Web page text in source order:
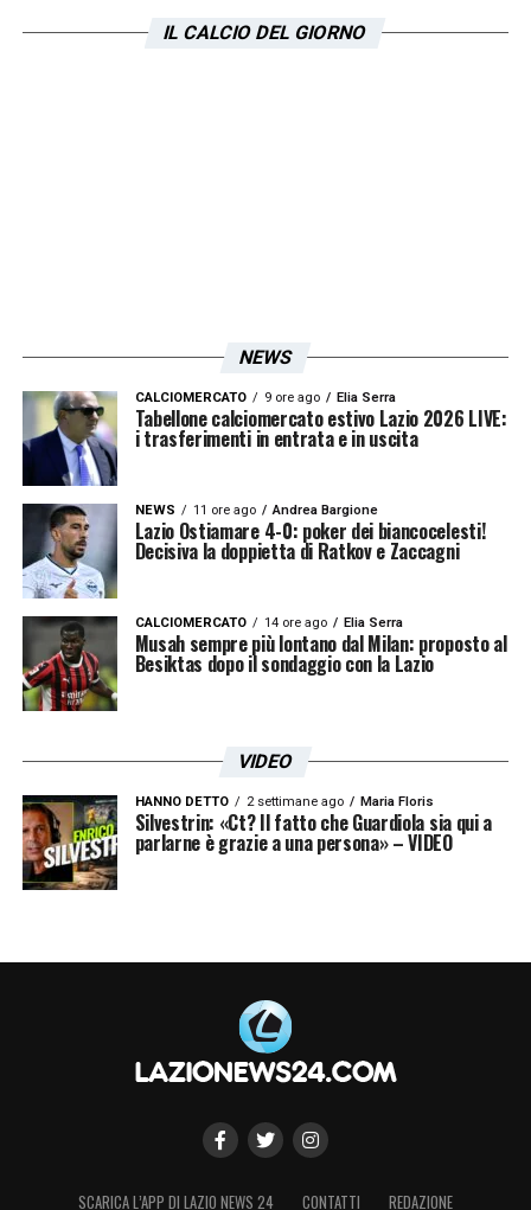
di dare maggiore profondità alla rosa e
dirigenza per potenziare la squadra e
metterla nelle migliori condizioni per
competere ad alti livelli, con un occhio anche
agli impegni europei.
LEGGI ANCHE:Romagnoli Lazio: colloquio
decisivo con Sarri, addio imminente?
LA PLAYLIST DELLE NOSTRE TOP NEWS
IL CALCIO DEL GIORNO
NEWS
CALCIOMERCATO 9 ore ago Elia Serra
Tabellone calciomercato estivo Lazio 2026 LIVE:
i trasferimenti in entrata e in uscita
NEWS 11 ore ago Andrea Bargione
Lazio Ostiamare 4-0: poker dei biancocelesti!
Decisiva la doppietta di Ratkov e Zaccagni
CALCIOMERCATO 14 ore ago Elia Serra
Musah sempre più lontano dal Milan: proposto al
Besiktas dopo il sondaggio con la Lazio
VIDEO
HANNO DETTO 2 settimane ago Maria Floris
Silvestrin: «Ct? Il fatto che Guardiola sia qui a
parlarne è grazie a una persona» – VIDEO
SCARICA L’APP DI LAZIO NEWS 24 CONTATTI REDAZIONE